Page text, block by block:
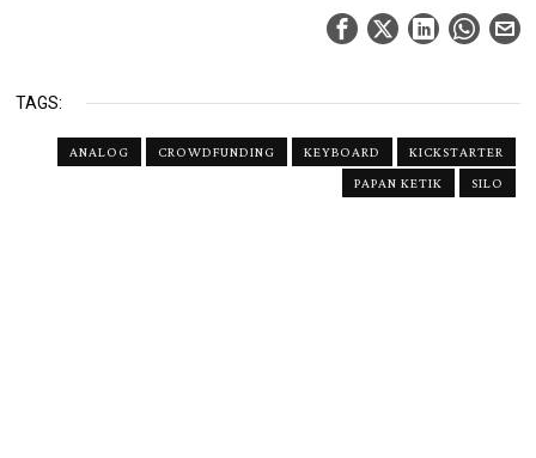
TAGS:
ANALOG CROWDFUNDING KEYBOARD
KICKSTARTER
PAPAN KETIK
SILO